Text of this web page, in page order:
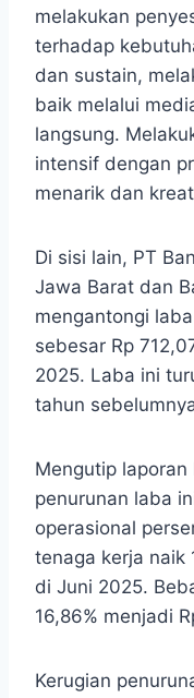
melakukan
terhadap
dan sustain,
baik melalui
langsung.
intensif dengan
menarik dan
Di sisi lain, PT
Jawa Barat dan
mengantongi
sebesar Rp
2025. Laba ini
tahun
Mengutip
penurunan laba
operasional
tenaga kerja naik
di Juni 2025.
16,86% menjadi
Kerugian